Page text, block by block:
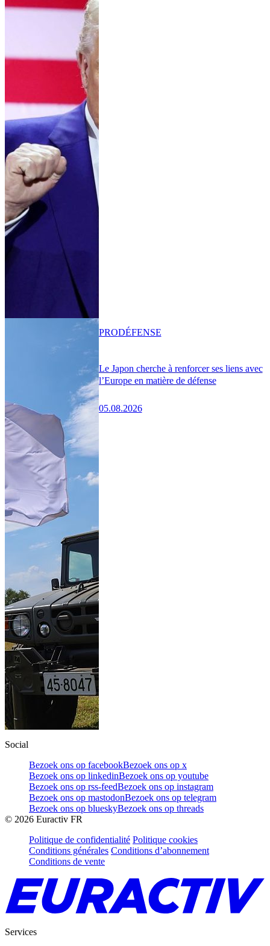
Le Japon cherche à renforcer ses liens avec
l’Europe en matière de défense
05.08.2026
PRODÉFENSE
Social
Bezoek ons op facebookBezoek ons op x
Bezoek ons op linkedinBezoek ons op youtube
Bezoek ons op rss-feedBezoek ons op instagram
Bezoek ons op mastodonBezoek ons op telegram
Bezoek ons op blueskyBezoek ons op threads
© 2026 Euractiv FR
Politique de confidentialité Politique cookies
Conditions générales Conditions d’abonnement
Conditions de vente
Services